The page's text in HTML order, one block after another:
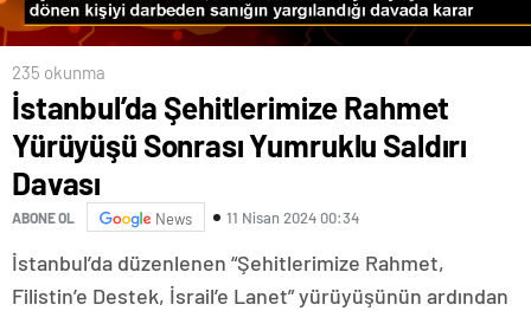
235 okunma
İstanbul’da Şehitlerimize Rahmet
Yürüyüşü Sonrası Yumruklu Saldırı
Davası
ABONE OL News 11 Nisan 2024 00:34
İstanbul’da düzenlenen “Şehitlerimize Rahmet,
Filistin’e Destek, İsrail’e Lanet” yürüyüşünün ardından